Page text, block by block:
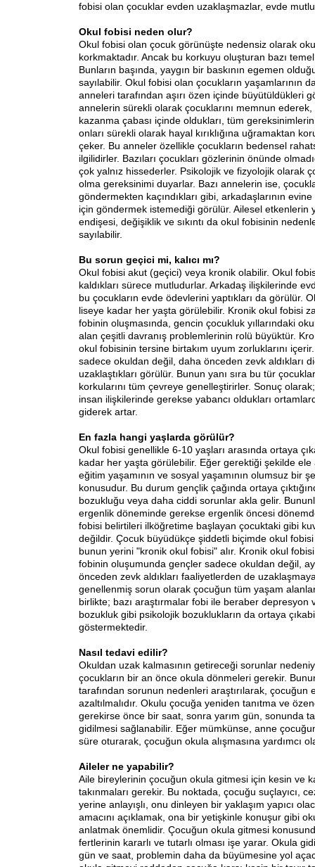
fobisi olan çocuklar evden uzaklaşmazlar, evde
Okul fobisi neden olur?
Okul fobisi olan çocuk görünüşte nedensiz olarak
korkmaktadır. Ancak bu korkuyu oluşturan bazı
Bunların başında, yaygın bir baskının egemen
sayılabilir. Okul fobisi olan çocukların yaşamlarının
anneleri tarafından aşırı özen içinde büyütüldükleri
annelerin sürekli olarak çocuklarını memnun ederek,
kazanma çabası içinde oldukları, tüm
onları sürekli olarak hayal kırıklığına uğramaktan
çeker. Bu anneler özellikle çocukların bedensel
ilgilidirler. Bazıları çocukları gözlerinin önünde
çok yalnız hissederler. Psikolojik ve fizyolojik olarak
olma gereksinimi duyarlar. Bazı annelerin ise,
göndermekten kaçındıkları gibi, arkadaşlarının
için göndermek istemediği görülür. Ailesel etkenlerin
endişesi, değişiklik ve sıkıntı da okul fobisinin
sayılabilir.
Bu sorun geçici mi, kalıcı mı?
Okul fobisi akut (geçici) veya kronik olabilir. Okul
kaldıkları sürece mutludurlar. Arkadaş ilişkilerinde
bu çocukların evde ödevlerini yaptıkları da görülür.
liseye kadar her yaşta görülebilir. Kronik okul fobisi
fobinin oluşmasında, gencin çocukluk yıllarındaki
alan çeşitli davranış problemlerinin rolü büyüktür.
okul fobisinin tersine birtakım uyum zorluklarını
sadece okuldan değil, daha önceden zevk aldıkları
uzaklaştıkları görülür. Bunun yanı sıra bu tür
korkularını tüm çevreye genelleştirirler. Sonuç
insan ilişkilerinde gerekse yabancı oldukları
giderek artar.
En fazla hangi yaşlarda görülür?
Okul fobisi genellikle 6-10 yaşları arasında ortaya
kadar her yaşta görülebilir. Eğer gerektiği şekilde ele
eğitim yaşamının ve sosyal yaşamının olumsuz bir
konusudur. Bu durum gençlik çağında ortaya
bozukluğu veya daha ciddi sorunlar akla gelir.
ergenlik döneminde gerekse ergenlik öncesi
fobisi belirtileri ilköğretime başlayan çocuktaki gibi
değildir. Çocuk büyüdükçe şiddetli biçimde okul
bunun yerini "kronik okul fobisi" alır. Kronik okul
fobinin oluşumunda gençler sadece okuldan değil,
önceden zevk aldıkları faaliyetlerden de
genellenmiş sorun olarak çocuğun tüm yaşam
birlikte; bazı araştırmalar fobi ile beraber depresyon
bozukluk gibi psikolojik bozuklukların da ortaya
göstermektedir.
Nasıl tedavi edilir?
Okuldan uzak kalmasının getireceği sorunlar
çocukların bir an önce okula dönmeleri gerekir.
tarafından sorunun nedenleri araştırılarak, çocuğun
azaltılmalıdır. Okulu çocuğa yeniden tanıtma ve
gerekirse önce bir saat, sonra yarım gün, sonunda
gidilmesi sağlanabilir. Eğer mümkünse, anne
süre oturarak, çocuğun okula alışmasına yardımcı
Aileler ne yapabilir?
Aile bireylerinin çocuğun okula gitmesi için kesin ve
takınmaları gerekir. Bu noktada, çocuğu suçlayıcı,
yerine anlayışlı, onu dinleyen bir yaklaşım yapıcı
amacını açıklamak, ona bir yetişkinle konuşur gibi
anlatmak önemlidir. Çocuğun okula gitmesi
fertlerinin kararlı ve tutarlı olması işe yarar. Okula
gün ve saat, problemin daha da büyümesine yol